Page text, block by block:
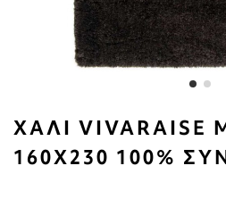
ΧΑΛΙ VIVARAISE
160X230 100%